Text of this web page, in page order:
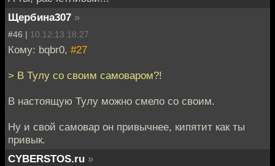
Щербина307 »
#46 | 10.12.13 18:27
Кому: bqbr0, #27
> В Тулу со своим самоваром?!
В настоящую Тулу можно смело со своим.
Ну и свой самовар он привычнее, кипятит как ты
привык.
CYBERSTOS.ru »